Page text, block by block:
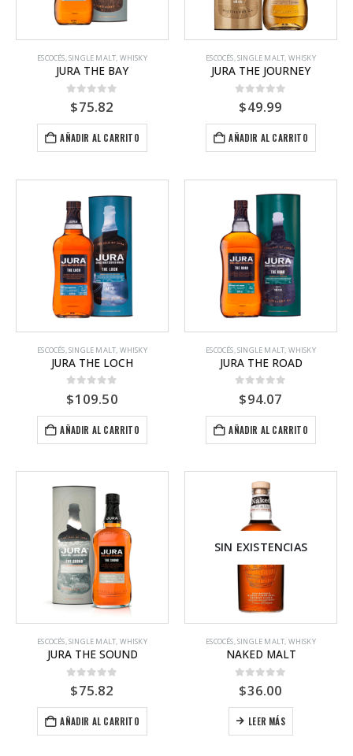
ESCOCÉS,SINGLE MALT, WHISKY
JURA THE BAY
out of 5
$75.82
AÑADIR AL CARRITO
ESCOCÉS,SINGLE MALT, WHISKY
JURA THE JOURNEY
out of 5
$49.99
AÑADIR AL CARRITO
ESCOCÉS,SINGLE MALT, WHISKY
JURA THE LOCH
0 out of 5
$109.50
AÑADIR AL CARRITO
ESCOCÉS,SINGLE MALT, WHISKY
JURA THE ROAD
out of 5
$94.07
AÑADIR AL CARRITO
ESCOCÉS,SINGLE MALT, WHISKY
JURA THE SOUND
0out of 5
$75.82
AÑADIR AL CARRITO
SIN EXISTENCIAS
ESCOCÉS,SINGLE MALT, WHISKY
NAKED MALT
0out of 5
$36.00
LEER MÁS